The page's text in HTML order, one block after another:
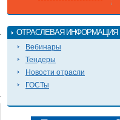
ОТРАСЛЕВАЯ ИНФОРМАЦИЯ
Вебинары
Тендеры
Новости отрасли
ГОСТы